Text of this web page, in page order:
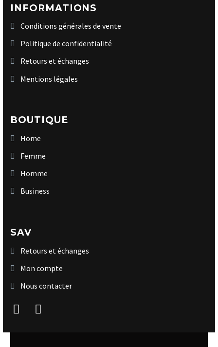
INFORMATIONS
Conditions générales de vente
Politique de confidentialité
Retours et échanges
Mentions légales
BOUTIQUE
Home
Femme
Homme
Business
SAV
Retours et échanges
Mon compte
Nous contacter